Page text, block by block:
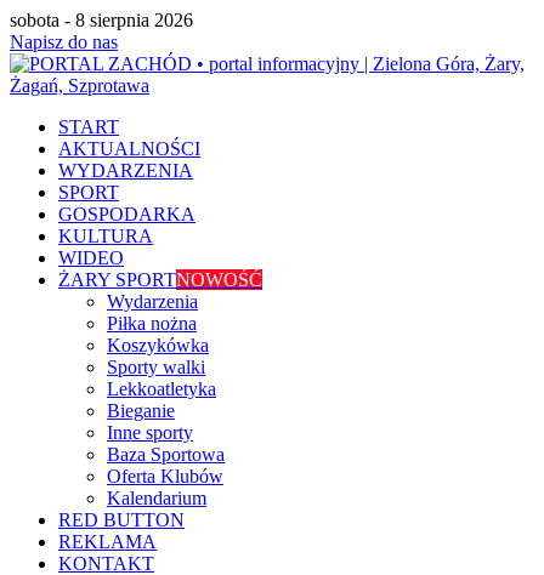
sobota - 8 sierpnia 2026
Napisz do nas
START
AKTUALNOŚCI
WYDARZENIA
SPORT
GOSPODARKA
KULTURA
WIDEO
ŻARY SPORTNOWOŚĆ
Wydarzenia
Piłka nożna
Koszykówka
Sporty walki
Lekkoatletyka
Bieganie
Inne sporty
Baza Sportowa
Oferta Klubów
Kalendarium
RED BUTTON
REKLAMA
KONTAKT